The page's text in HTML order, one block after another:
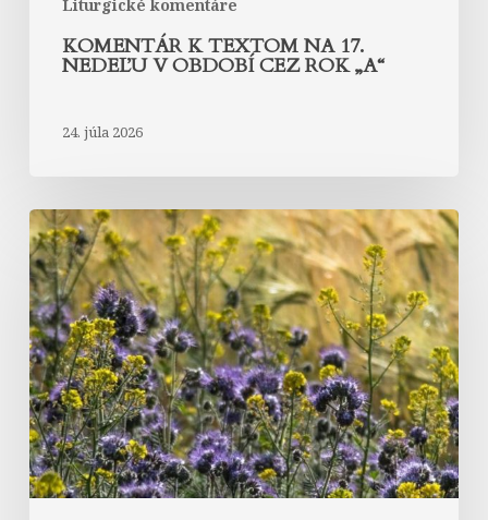
Liturgické komentáre
KOMENTÁR K TEXTOM NA 17.
NEDEĽU V OBDOBÍ CEZ ROK „A“
24. júla 2026
Komentár
k
textom
na
16.
nedeľu
v
období
cez
rok
„A“